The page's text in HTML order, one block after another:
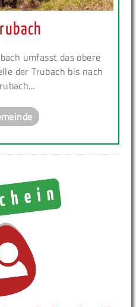
umfasst das obere
der Trubach bis nach